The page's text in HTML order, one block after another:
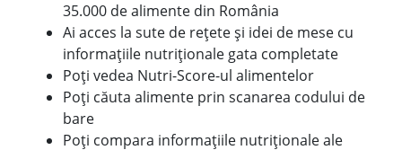
35.000 de alimente din România
Ai acces la sute de rețete și idei de mese cu
informațiile nutriționale gata completate
Poți vedea Nutri-Score-ul alimentelor
Poți căuta alimente prin scanarea codului de
bare
Poți compara informațiile nutriționale ale